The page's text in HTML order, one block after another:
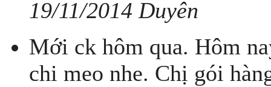
19/11/2014 Duyên
Mới ck hôm qua. Hôm
chi meo nhe. Chị gói